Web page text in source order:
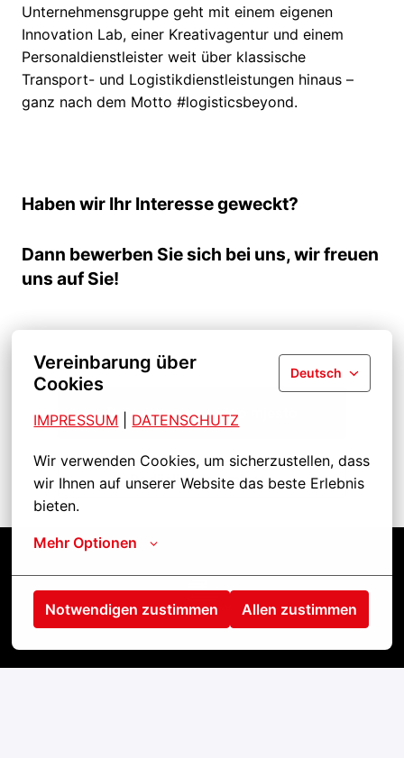
Vereinbarung über
Cookies
Deutsch
IMPRESSUM DATENSCHUTZ
Wir verwenden Cookies, um sicherzustellen, dass
wir Ihnen auf unserer Website das beste Erlebnis
bieten.
Mehr Optionen
Notwendigen zustimmen Allen zustimmen
Unternehmensgruppe geht mit einem eigenen
Innovation Lab, einer Kreativagentur und einem
Personaldienstleister weit über klassische
Transport- und Logistikdienstleistungen hinaus –
ganz nach dem Motto #logisticsbeyond.
Haben wir Ihr Interesse geweckt?
Dann bewerben Sie sich bei uns, wir freuen
uns auf Sie!
Prijavite se na radno mjesto
Podijeli radno mjesto
Startseite